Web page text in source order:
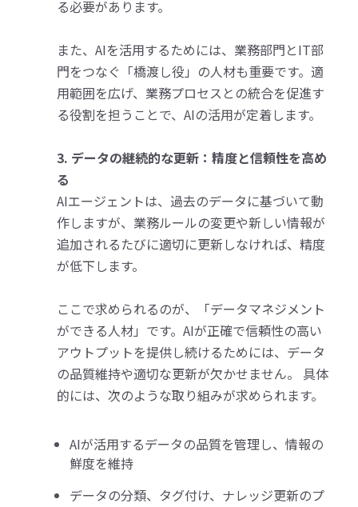
る必要があります。
また、AIを活用するためには、業務部門とIT部
門をつなぐ「橋渡し役」の人材も重要です。適
用範囲を広げ、業務プロセスとの統合を促進す
る役割を担うことで、AIの活用が定着します。
3. データの継続的な更新：精度と信頼性を高め
る
AIエージェントは、過去のデータに基づいて動
作しますが、業務ルールの変更や新しい情報が
追加されるたびに適切に更新しなければ、精度
が低下します。
ここで求められるのが、「データマネジメント
ができる人材」です。AIが正確で信頼性の高い
アウトプットを提供し続けるためには、データ
の品質維持や適切な更新が欠かせません。 具体
的には、次のような取り組みが求められます。
AIが活用するデータの品質を管理し、情報の
鮮度を維持
データの分類、タグ付け、ナレッジ更新のプ